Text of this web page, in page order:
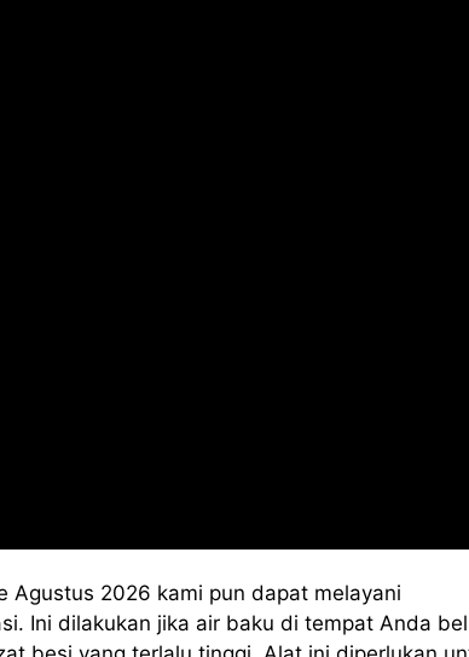
Agustus 2026 kami pun dapat melayani
Ini dilakukan jika air baku di tempat Anda